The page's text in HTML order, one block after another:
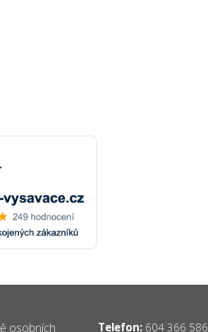
osobních Telefon:604 366 586